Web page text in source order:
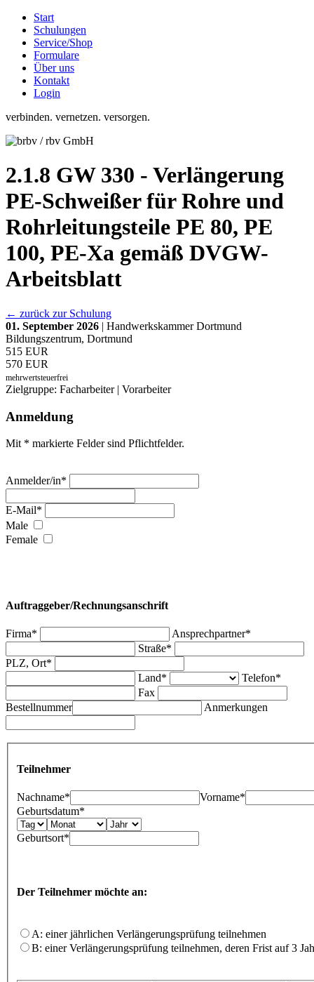
Start
Schulungen
Service/Shop
Formulare
Über uns
Kontakt
Login
verbinden. vernetzen. versorgen.
2.1.8 GW 330 - Verlängerung
PE-Schweißer für Rohre und
Rohrleitungsteile PE 80, PE
100, PE-Xa gemäß DVGW-
Arbeitsblatt
← zurück zur Schulung
01. September 2026 | Handwerkskammer Dortmund
Bildungszentrum, Dortmund
515 EUR
570 EUR
mehrwertsteuerfrei
Zielgruppe: Facharbeiter | Vorarbeiter
Anmeldung
Mit * markierte Felder sind Pflichtfelder.
Anmelder/in*
E-Mail*
Male
Female
Auftraggeber/Rechnungsanschrift
Firma*
Ansprechpartner*
Straße*
PLZ, Ort*
Land*
Telefon*
Fax
Bestellnummer
Anmerkungen
Teilnehmer
Nachname*
Vorname*
Geburtsdatum*
Geburtsort*
Der Teilnehmer möchte an:
A: einer jährlichen Verlängerungsprüfung teilnehmen
B: einer Verlängerungsprüfung teilnehmen, deren Frist auf 3